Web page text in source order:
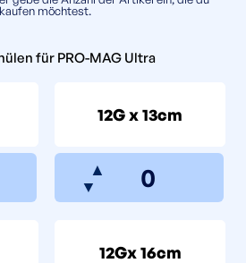
kaufen möchtest.
für PRO-MAG Ultra
12G x 13cm
▲
▼
12Gx 16cm